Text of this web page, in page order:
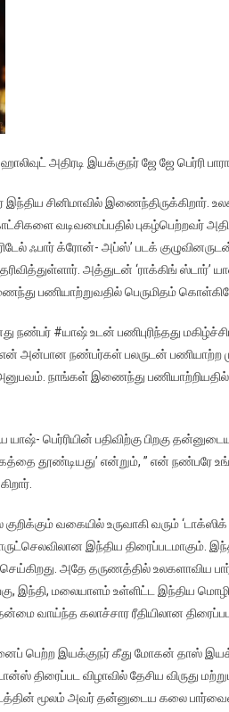
அதிரடி இயக்குநர் ஜே ஜே பெர்ரி
இந்திய சினிமாவில் இணைந்திருக்கிறார்.
வடிவமைப்பதில் புகழ்பெற்றவர்
ஃபார் க்ரோன்- அப்ஸ்’ படக்
அத்துடன் ‘ராக்கிங்
பணியாற்றுவதில் பெருமிதம்
நண்பர் #யாஷ் உடன் பணிபுரிந்தது
என் அன்பான நண்பர்கள் பலருடன் பணியாற்ற
நாங்கள் இணைந்து
யாஷ்- பெர்ரியின் பதிவிற்கு பிறகு
தூண்டியது’ என்றும், ” என் நண்பரே
வகையில் உருவாகி வரும்
இந்திய திரைப்படமாகும்.
அதே தருணத்தில் உலகளாவிய
இந்தி, மலையாளம் உள்ளிட்ட இந்திய
வாய்ந்த கலாச்சார ரீதியிலான
பெற்ற இயக்குநர் கீது மோகன் தாஸ்
விழாவில் தேசிய விருது மற்றும்
படத்தின் மூலம் அவர் தன்னுடைய